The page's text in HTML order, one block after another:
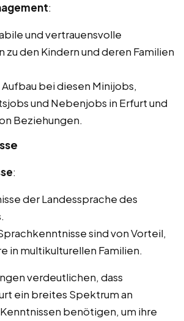
:
und vertrauensvolle
zu den Kindern und deren Familien
bei diesen Minijobs,
und Nebenjobs in Erfurt und
Beziehungen.
:
der Landessprache des
sind von Vorteil,
in multikulturellen Familien.
verdeutlichen, dass
ein breites Spektrum an
benötigen, um ihre